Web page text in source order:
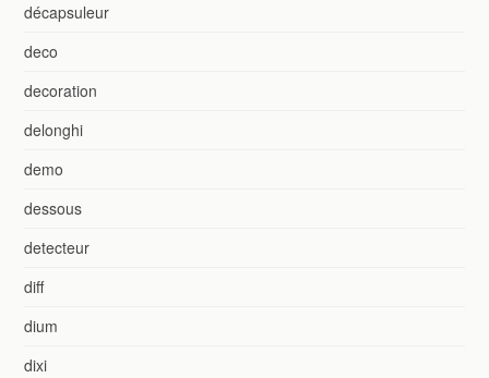
décapsuleur
deco
decoration
delonghi
demo
dessous
detecteur
diff
dium
dixi